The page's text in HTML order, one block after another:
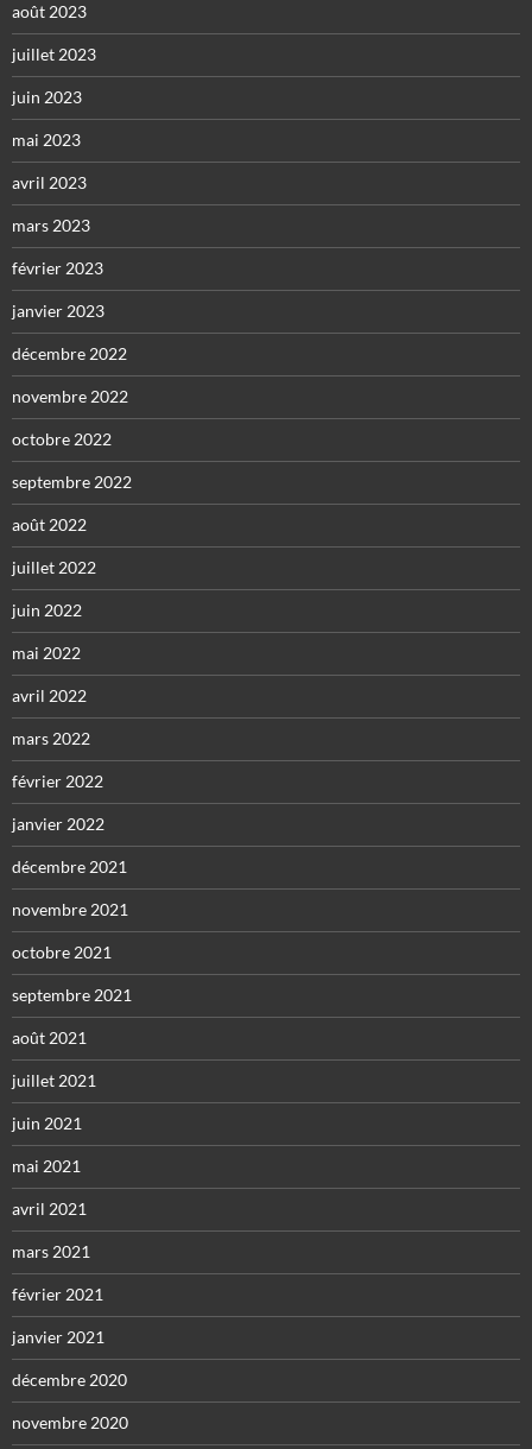
août 2023
juillet 2023
juin 2023
mai 2023
avril 2023
mars 2023
février 2023
janvier 2023
décembre 2022
novembre 2022
octobre 2022
septembre 2022
août 2022
juillet 2022
juin 2022
mai 2022
avril 2022
mars 2022
février 2022
janvier 2022
décembre 2021
novembre 2021
octobre 2021
septembre 2021
août 2021
juillet 2021
juin 2021
mai 2021
avril 2021
mars 2021
février 2021
janvier 2021
décembre 2020
novembre 2020